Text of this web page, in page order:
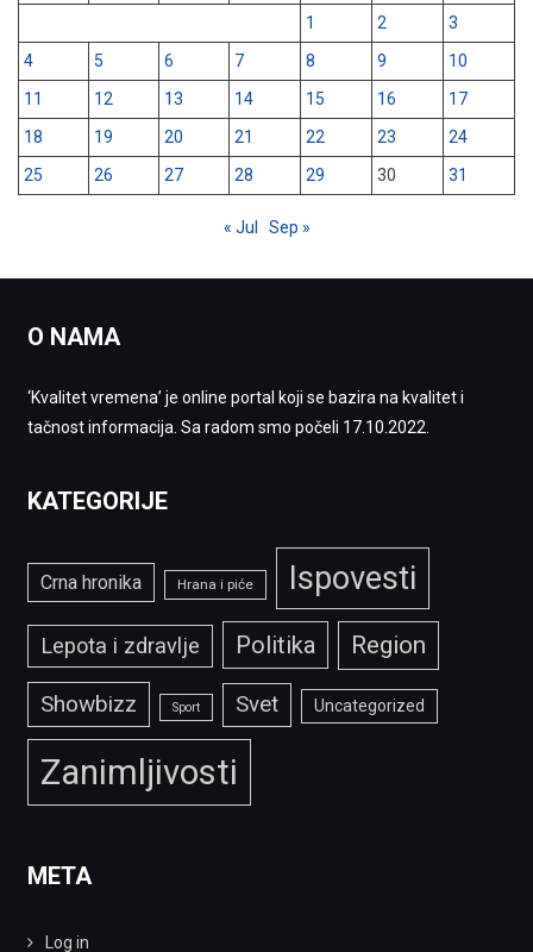
1
2
3
4
5 6 7 8 9
10
11
12 13 14 15 16
17
18
19 20 21 22 23
24
25
26 27 28 29 30 31
« Jul Sep »
O NAMA
‘Kvalitet vremena’ je online portal koji se bazira na kvalitet i
tačnost informacija. Sa radom smo počeli 17.10.2022.
KATEGORIJE
Crna hronika Hrana i piće Ispovesti
Lepota i zdravlje Politika Region
Showbizz Sport Svet Uncategorized
Zanimljivosti
META
Log in